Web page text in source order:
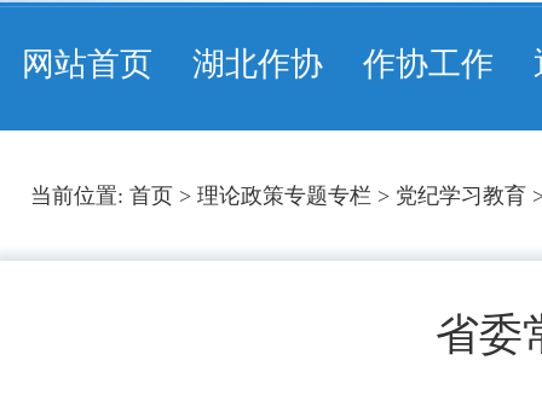
网站首页 湖北作协 作协工作
当前位置: 首页 > 理论政策专题专栏 > 党纪学习教育
省委